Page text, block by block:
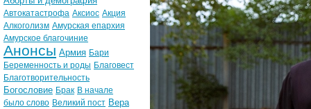
Автокатастрофа Аксиос Акция
Алкоголизм Амурская епархия
Амурское благочиние
Анонсы Армия Бари
Беременность и роды Благовест
Благотворительность
Богословие Брак В начале
было слово Великий пост Вера